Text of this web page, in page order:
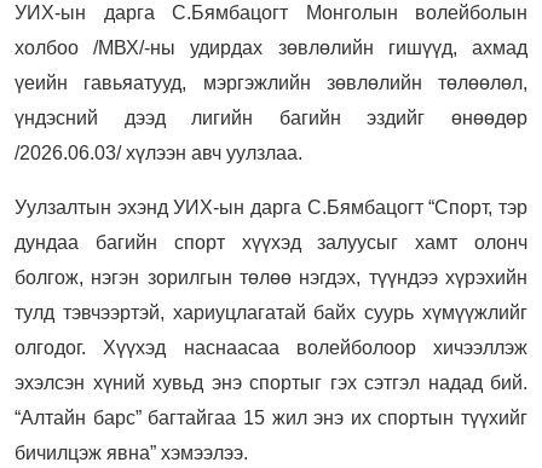
УИХ-ын дарга С.Бямбацогт
Монголын волейболын
холбоо /МВХ/-ны удирдах зөвлөлийн гишүүд, ахмад
үеийн гавьяатууд, мэргэжлийн зөвлөлийн төлөөлөл,
үндэсний дээд лигийн багийн эздийг өнөөдөр
/2026.06.03/ хүлээн авч уулзлаа.
Уулзалтын эхэнд УИХ-ын дарга С.Бямбацогт “Спорт, тэр
дундаа багийн спорт хүүхэд залуусыг хамт олонч
болгож, нэгэн зорилгын төлөө нэгдэх, түүндээ хүрэхийн
тулд тэвчээртэй, хариуцлагатай байх суурь хүмүүжлийг
олгодог. Хүүхэд наснаасаа волейболоор хичээллэж
эхэлсэн хүний хувьд энэ спортыг гэх сэтгэл надад бий.
“Алтайн барс” багтайгаа 15 жил энэ их спортын түүхийг
бичилцэж явна” хэмээлээ.